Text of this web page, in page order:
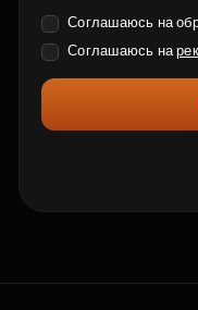
Соглашаюсь на
Соглашаюсь на